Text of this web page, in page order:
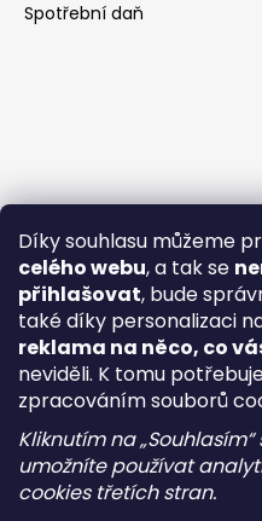
Díky souhlasu můžeme
celého webu, a tak se
přihlašovat, bude
také díky personalizaci
reklama na něco, co
neviděli. K tomu
zpracováním souborů
Kliknutím na
umožníte používat
cookies třetích stran.
Spotřební daň